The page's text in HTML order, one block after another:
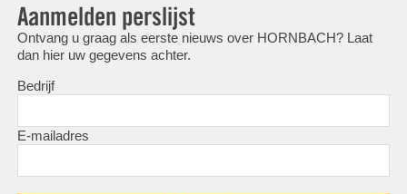
Aanmelden perslijst
Ontvang u graag als eerste nieuws over HORNBACH? Laat
dan hier uw gegevens achter.
Bedrijf
E-mailadres